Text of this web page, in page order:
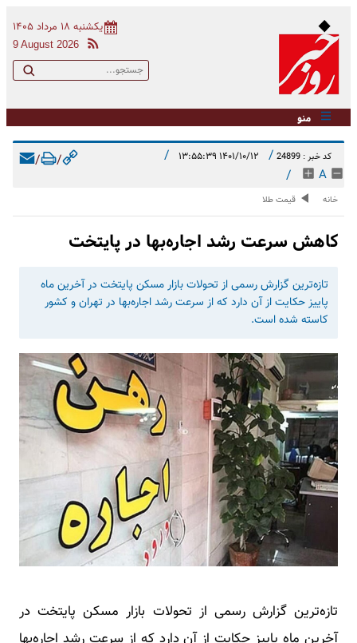
یکشنبه ۱۸ مرداد ۱۴۰۵
9 August 2026
منو
کد خبر : 24899 / ۱۴۰۱/۱۰/۱۲ ۱۳:۵۵:۳۹ /
A
/
/
/
خانه قیمت طلا
کاهش سرعت رشد اجاره‌بها در پایتخت
تازه‌ترین گزارش رسمی از تحولات بازار مسکن پایتخت در آخرین ماه
پاییز حکایت از آن دارد که از سرعت رشد اجاره‌بها در تهران و کشور
کاسته شده است.
تازه‌ترین گزارش رسمی از تحولات بازار مسکن پایتخت در